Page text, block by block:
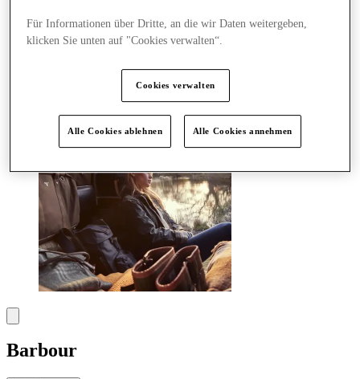
Geschenkkarten
Mittelkarte
Barbour
Für Informationen über Dritte, an die wir Daten weitergeben,
klicken Sie unten auf "Cookies verwalten“.
Cookies verwalten
Alle Cookies ablehnen Alle Cookies annehmen